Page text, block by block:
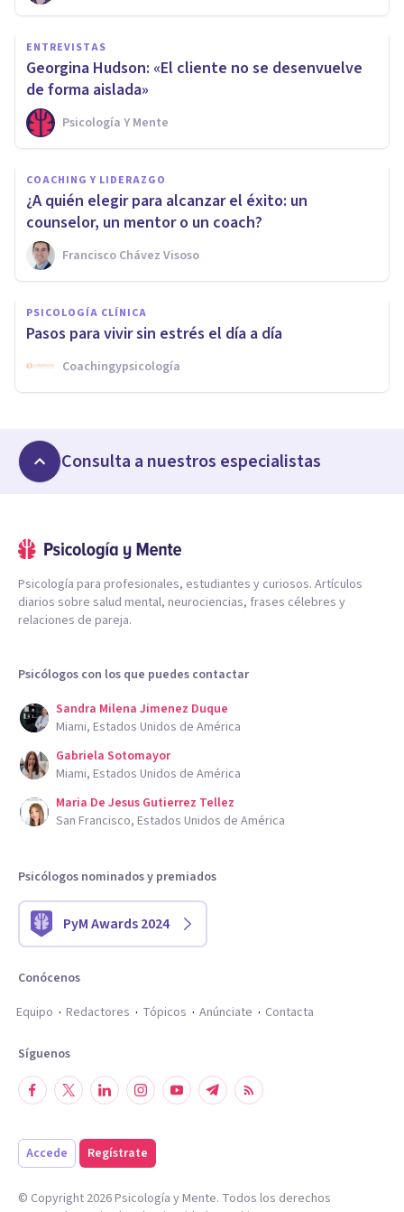
ENTREVISTAS
Georgina Hudson: «El cliente no se desenvuelve
de forma aislada»
Psicología Y Mente
COACHING Y LIDERAZGO
¿A quién elegir para alcanzar el éxito: un
counselor, un mentor o un coach?
Francisco Chávez Visoso
PSICOLOGÍA CLÍNICA
Pasos para vivir sin estrés el día a día
Coachingypsicología
Consulta a nuestros especialistas
Psicología para profesionales, estudiantes y curiosos. Artículos
diarios sobre salud mental, neurociencias, frases célebres y
relaciones de pareja.
Psicólogos con los que puedes contactar
Sandra Milena Jimenez Duque
Miami, Estados Unidos de América
Gabriela Sotomayor
Miami, Estados Unidos de América
Maria De Jesus Gutierrez Tellez
San Francisco, Estados Unidos de América
Psicólogos nominados y premiados
PyM Awards 2024
Conócenos
Equipo
Redactores Tópicos Anúnciate Contacta
Síguenos
Accede Regístrate
© Copyright 2026Psicología y Mente. Todos los derechos